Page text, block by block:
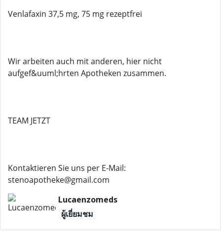
Venlafaxin 37,5 mg, 75 mg rezeptfrei
Wir arbeiten auch mit anderen, hier nicht
aufgef&uuml;hrten Apotheken zusammen.
TEAM JETZT
Kontaktieren Sie uns per E-Mail:
stenoapotheke@gmail.com
Lucaenzomeds
ผู้เยี่ยมชม